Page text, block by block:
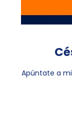
Apúntate a